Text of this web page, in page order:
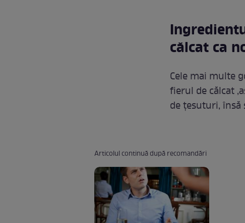
călcat ca
Cele mai multe
fierul de călcat
de țesuturi, însă
Articolul continuă după recomandări